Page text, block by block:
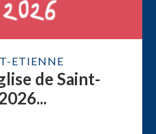
ETIENNE
de Saint-